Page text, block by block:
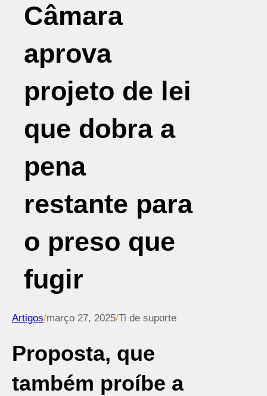
Câmara
aprova
projeto de lei
que dobra a
pena
restante para
o preso que
fugir
Artigos/março 27, 2025/Ti de suporte
Proposta, que
também proíbe a